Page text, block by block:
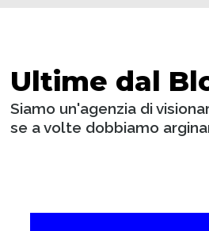
Ultime dal
Siamo un'agenzia di
se a volte dobbiamo